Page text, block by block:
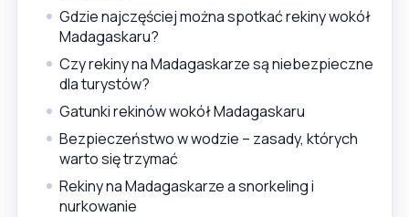
Gdzie najczęściej można spotkać rekiny wokół
Madagaskaru?
Czy rekiny na Madagaskarze są niebezpieczne
dla turystów?
Gatunki rekinów wokół Madagaskaru
Bezpieczeństwo w wodzie – zasady, których
warto się trzymać
Rekiny na Madagaskarze a snorkeling i
nurkowanie